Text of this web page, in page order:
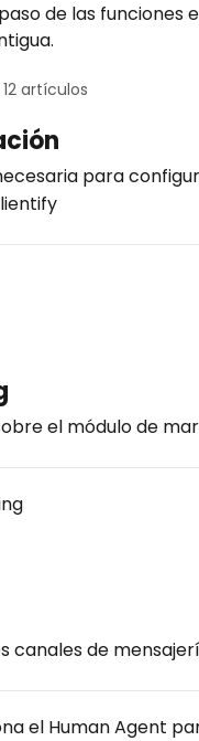
de las funciones
12 artículos
para
el módulo de
canales de
el Human Agent